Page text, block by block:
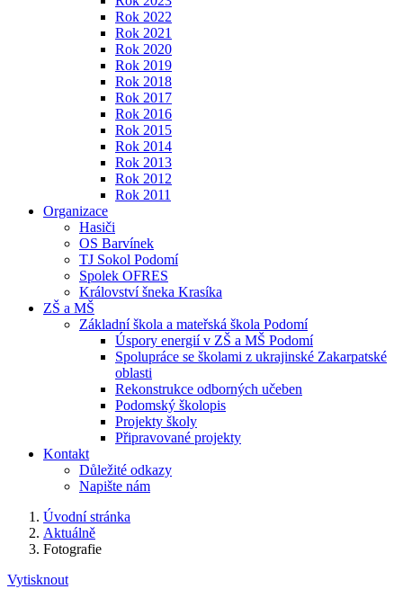
Rok 2022
Rok 2021
Rok 2020
Rok 2019
Rok 2018
Rok 2017
Rok 2016
Rok 2015
Rok 2014
Rok 2013
Rok 2012
Rok 2011
Organizace
Hasiči
OS Barvínek
TJ Sokol Podomí
Spolek OFRES
Království šneka Krasíka
ZŠ a MŠ
Základní škola a mateřská škola Podomí
Úspory energií v ZŠ a MŠ Podomí
Spolupráce se školami z ukrajinské Zakarpatské
oblasti
Rekonstrukce odborných učeben
Podomský školopis
Projekty školy
Připravované projekty
Kontakt
Důležité odkazy
Napište nám
Úvodní stránka
Aktuálně
Fotografie
Vytisknout